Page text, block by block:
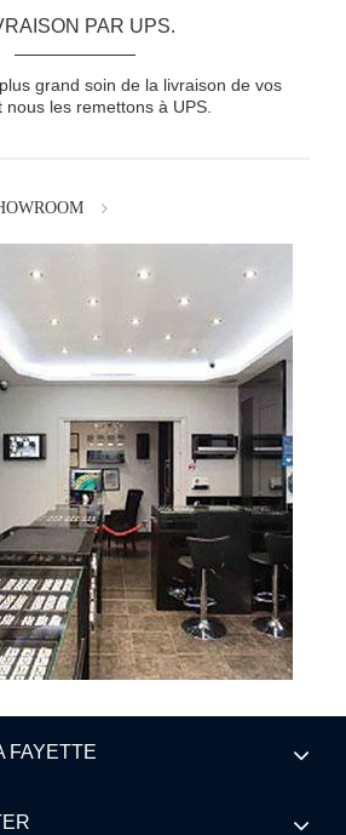
PAR UPS.
grand soin de la livraison de vos
nous les remettons à UPS.
FAYETTE